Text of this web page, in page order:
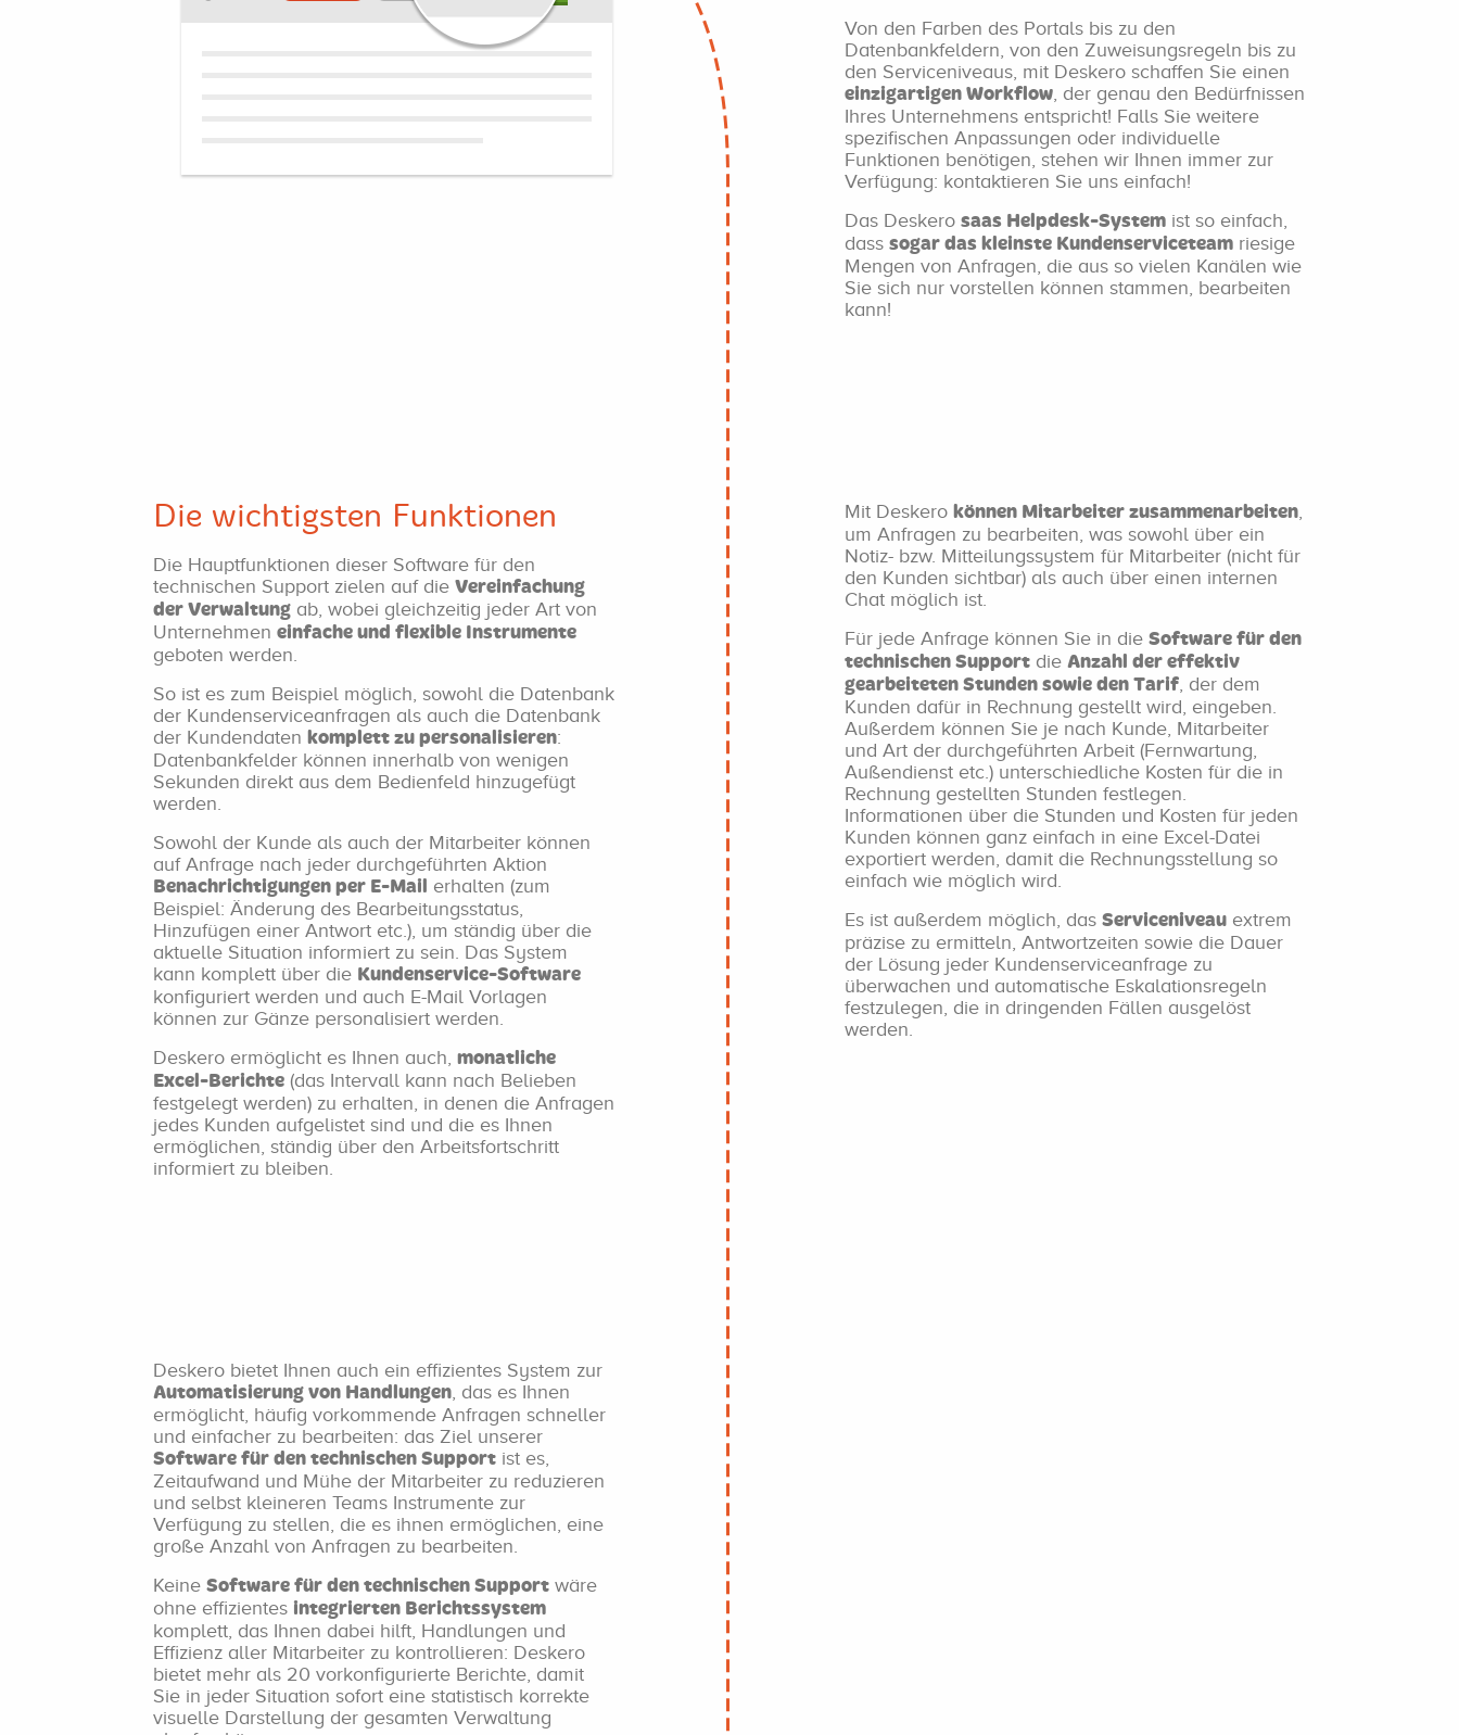
Von den Farben des Portals bis zu den
Datenbankfeldern, von den Zuweisungsregeln bis zu
den Serviceniveaus, mit Deskero schaffen Sie einen
einzigartigen Workflow, der genau den Bedürfnissen
Ihres Unternehmens entspricht! Falls Sie weitere
spezifischen Anpassungen oder individuelle
Funktionen benötigen, stehen wir Ihnen immer zur
Verfügung: kontaktieren Sie uns einfach!
Das Deskero saas Helpdesk-System ist so einfach,
dass sogar das kleinste Kundenserviceteam riesige
Mengen von Anfragen, die aus so vielen Kanälen wie
Sie sich nur vorstellen können stammen, bearbeiten
kann!
Die wichtigsten Funktionen
Die Hauptfunktionen dieser Software für den
technischen Support zielen auf die Vereinfachung
der Verwaltung ab, wobei gleichzeitig jeder Art von
Unternehmen einfache und flexible Instrumente
geboten werden.
So ist es zum Beispiel möglich, sowohl die Datenbank
der Kundenserviceanfragen als auch die Datenbank
der Kundendaten komplett zu personalisieren:
Datenbankfelder können innerhalb von wenigen
Sekunden direkt aus dem Bedienfeld hinzugefügt
werden.
Sowohl der Kunde als auch der Mitarbeiter können
auf Anfrage nach jeder durchgeführten Aktion
Benachrichtigungen per E-Mail erhalten (zum
Beispiel: Änderung des Bearbeitungsstatus,
Hinzufügen einer Antwort etc.), um ständig über die
aktuelle Situation informiert zu sein. Das System
kann komplett über die Kundenservice-Software
konfiguriert werden und auch E-Mail Vorlagen
können zur Gänze personalisiert werden.
Deskero ermöglicht es Ihnen auch, monatliche
Excel-Berichte (das Intervall kann nach Belieben
festgelegt werden) zu erhalten, in denen die Anfragen
jedes Kunden aufgelistet sind und die es Ihnen
ermöglichen, ständig über den Arbeitsfortschritt
informiert zu bleiben.
Mit Deskero können Mitarbeiter zusammenarbeiten,
um Anfragen zu bearbeiten, was sowohl über ein
Notiz- bzw. Mitteilungssystem für Mitarbeiter (nicht für
den Kunden sichtbar) als auch über einen internen
Chat möglich ist.
Für jede Anfrage können Sie in die Software für den
technischen Support die Anzahl der effektiv
gearbeiteten Stunden sowie den Tarif, der dem
Kunden dafür in Rechnung gestellt wird, eingeben.
Außerdem können Sie je nach Kunde, Mitarbeiter
und Art der durchgeführten Arbeit (Fernwartung,
Außendienst etc.) unterschiedliche Kosten für die in
Rechnung gestellten Stunden festlegen.
Informationen über die Stunden und Kosten für jeden
Kunden können ganz einfach in eine Excel-Datei
exportiert werden, damit die Rechnungsstellung so
einfach wie möglich wird.
Es ist außerdem möglich, das Serviceniveau extrem
präzise zu ermitteln, Antwortzeiten sowie die Dauer
der Lösung jeder Kundenserviceanfrage zu
überwachen und automatische Eskalationsregeln
festzulegen, die in dringenden Fällen ausgelöst
werden.
Deskero bietet Ihnen auch ein effizientes System zur
Automatisierung von Handlungen, das es Ihnen
ermöglicht, häufig vorkommende Anfragen schneller
und einfacher zu bearbeiten: das Ziel unserer
Software für den technischen Support ist es,
Zeitaufwand und Mühe der Mitarbeiter zu reduzieren
und selbst kleineren Teams Instrumente zur
Verfügung zu stellen, die es ihnen ermöglichen, eine
große Anzahl von Anfragen zu bearbeiten.
Keine Software für den technischen Support wäre
ohne effizientes integrierten Berichtssystem
komplett, das Ihnen dabei hilft, Handlungen und
Effizienz aller Mitarbeiter zu kontrollieren: Deskero
bietet mehr als 20 vorkonfigurierte Berichte, damit
Sie in jeder Situation sofort eine statistisch korrekte
visuelle Darstellung der gesamten Verwaltung